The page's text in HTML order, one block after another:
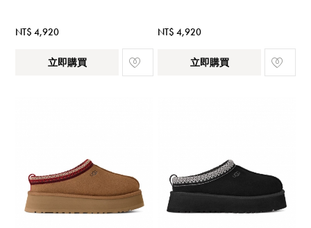
NT$ 4,920
立即購買
NT$ 4,920
立即購買